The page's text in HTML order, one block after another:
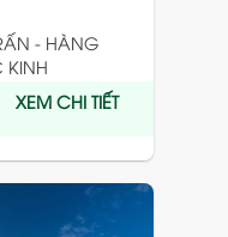
- HÀNG
KINH
XEM CHI TIẾT